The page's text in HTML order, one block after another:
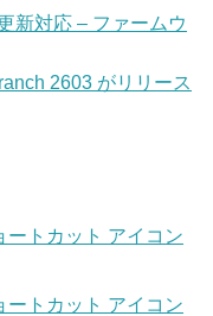
新対応 – ファームウ
2603 がリリース
ートカット アイコン
ートカット アイコン